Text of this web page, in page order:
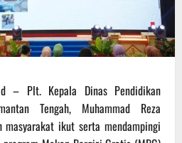
– Plt. Kepala Dinas Pendidikan
Tengah, Muhammad Reza
masyarakat ikut serta mendampingi